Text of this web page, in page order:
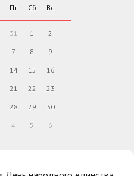
Пт Сб Вс
31 1 2
7 8 9
14 15 16
21 22 23
28 29 30
4 5 6